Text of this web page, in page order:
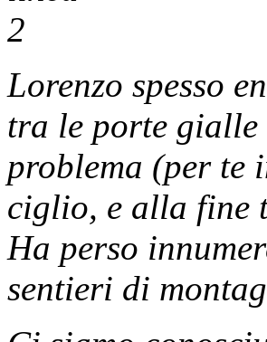
Lorenzo spesso
tra le porte gialle
problema (per te
ciglio, e alla fine
Ha perso
sentieri di